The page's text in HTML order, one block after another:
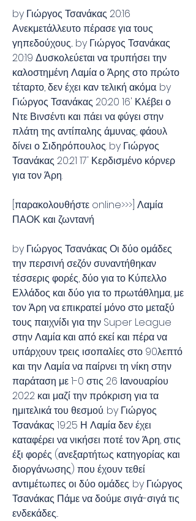
by Γιώργος Τσανάκας 20:16
Ανεκμετάλλευτο πέρασε για τους
γηπεδούχους... by Γιώργος Τσανάκας
20:19 Δυσκολεύεται να τρυπήσει την
καλοστημένη Λαμία ο Άρης στο πρώτο
τέταρτο, δεν έχει καν τελική ακόμα. by
Γιώργος Τσανάκας 20:20 16' Κλέβει ο
Ντε Βινσέντι και πάει να φύγει στην
πλάτη της αντίπαλης άμυνας, φάουλ
δίνει ο Σιδηρόπουλος. by Γιώργος
Τσανάκας 20:21 17' Κερδισμένο κόρνερ
για τον Άρη.
[παρακολουθήστε online>>>] Λαμία
ΠΑΟΚ και ζωντανή
by Γιώργος Τσανάκας Οι δύο ομάδες
την περσινή σεζόν συναντήθηκαν
τέσσερις φορές, δύο για το Κύπελλο
Ελλάδος και δύο για το πρωτάθλημα, με
τον Άρη να επικρατεί μόνο στο μεταξύ
τους παιχνίδι για την Super League
στην Λαμία και από εκεί και πέρα να
υπάρχουν τρεις ισοπαλίες στο 90λεπτό
και την Λαμία να παίρνει τη νίκη στην
παράταση με 1-0 στις 26 Ιανουαρίου
2022 και μαζί την πρόκριση για τα
ημιτελικά του θεσμού. by Γιώργος
Τσανάκας 19:25 Η Λαμία δεν έχει
καταφέρει να νικήσει ποτέ τον Άρη, στις
έξι φορές (ανεξαρτήτως κατηγορίας και
διοργάνωσης) που έχουν τεθεί
αντιμέτωπες οι δύο ομάδες. by Γιώργος
Τσανάκας Πάμε να δούμε σιγά-σιγά τις
ενδεκάδες...